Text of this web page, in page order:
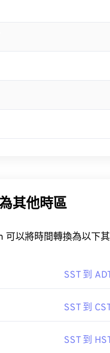
其他時區
可以將時間轉換為以下其
SST 到
SST 到
SST 到